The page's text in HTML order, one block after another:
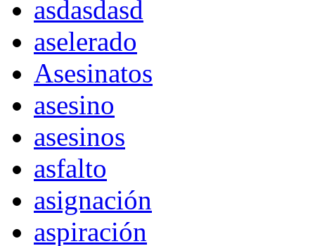
asdasdasd
aselerado
Asesinatos
asesino
asesinos
asfalto
asignación
aspiración